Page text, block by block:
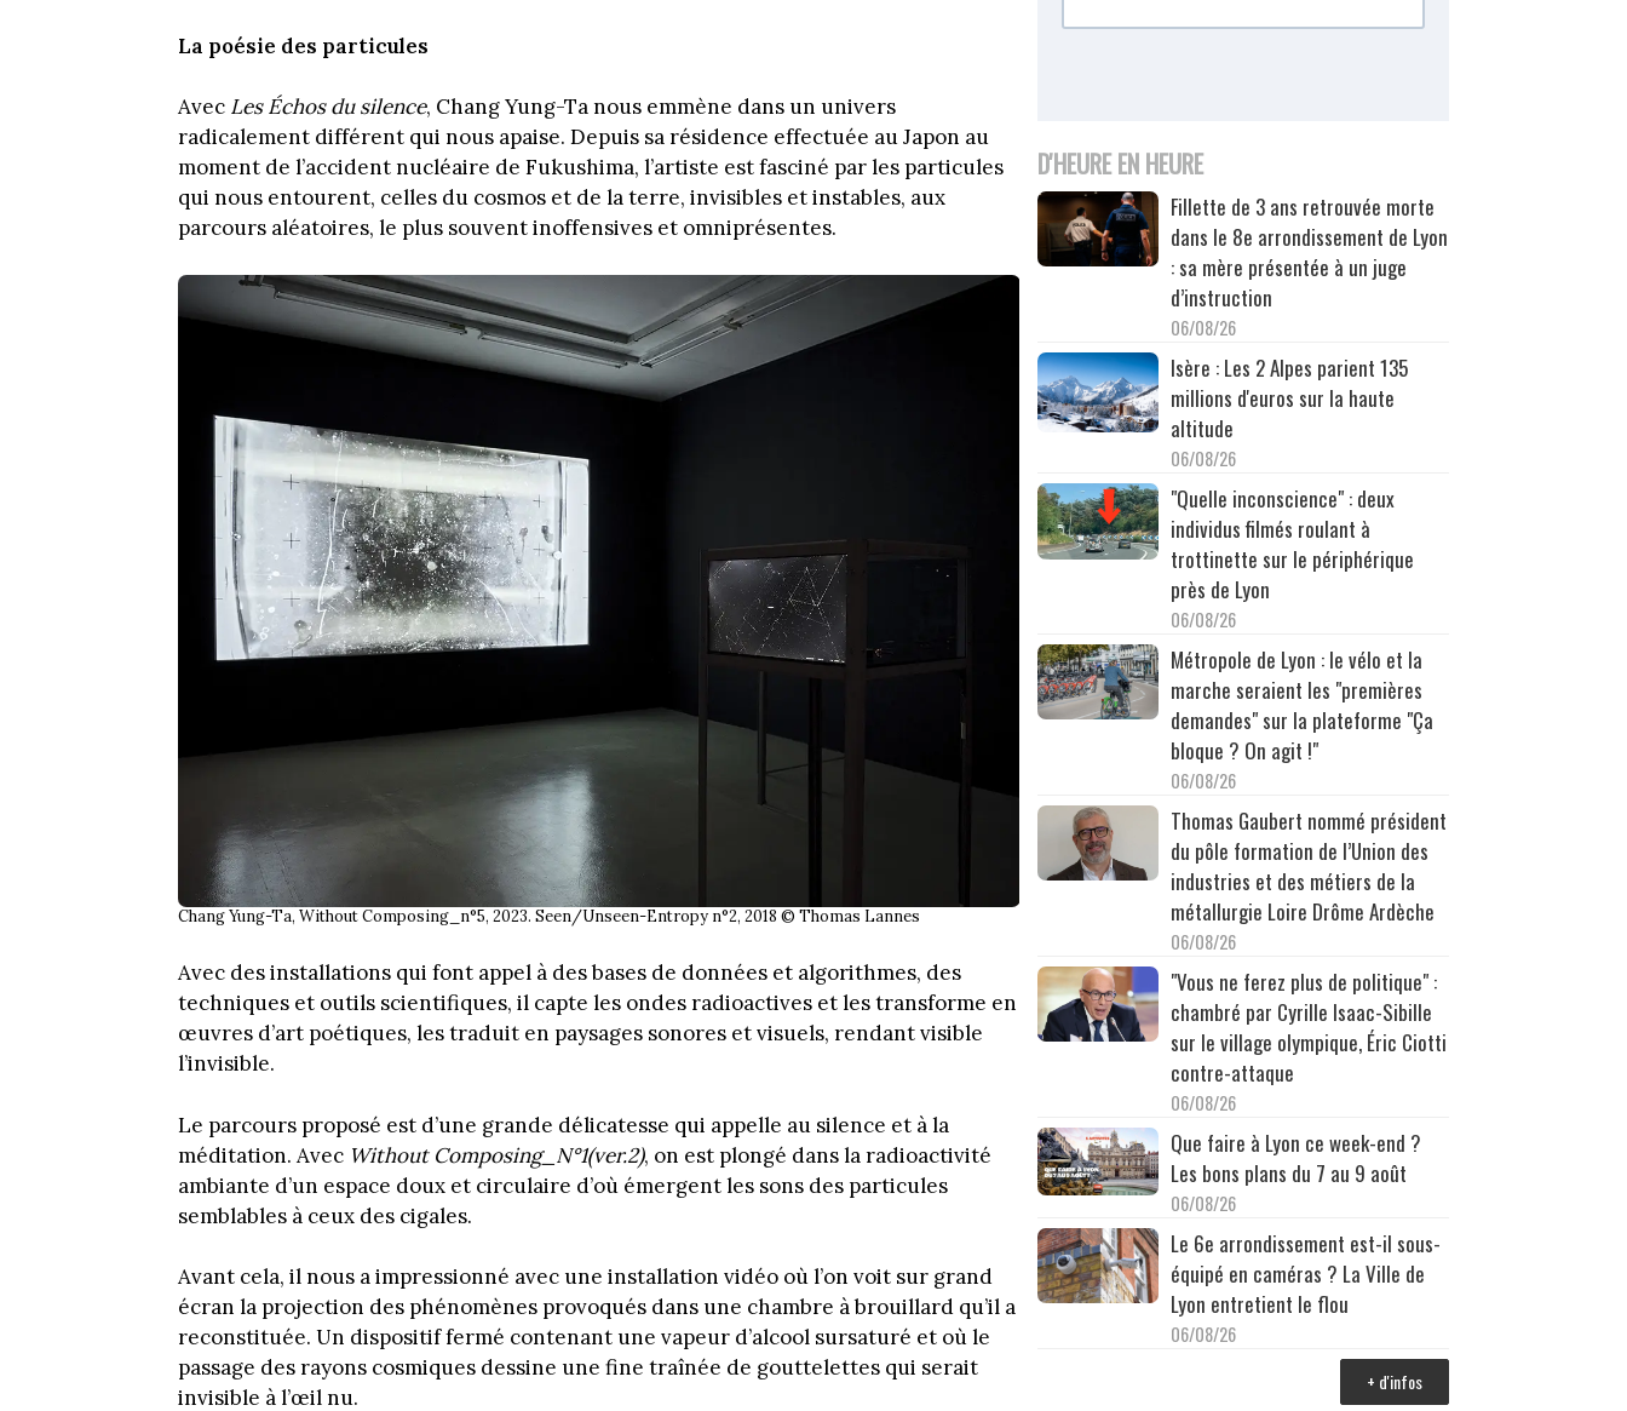
La poésie des particules
Avec Les Échos du silence, Chang Yung-Ta nous emmène dans un univers
radicalement différent qui nous apaise. Depuis sa résidence effectuée au Japon au
moment de l’accident nucléaire de Fukushima, l’artiste est fasciné par les particules
qui nous entourent, celles du cosmos et de la terre, invisibles et instables, aux
parcours aléatoires, le plus souvent inoffensives et omniprésentes.
Chang Yung-Ta, Without Composing_n°5, 2023. Seen/Unseen-Entropy n°2, 2018 © Thomas Lannes
Avec des installations qui font appel à des bases de données et algorithmes, des
techniques et outils scientifiques, il capte les ondes radioactives et les transforme en
œuvres d’art poétiques, les traduit en paysages sonores et visuels, rendant visible
l’invisible.
Le parcours proposé est d’une grande délicatesse qui appelle au silence et à la
méditation. Avec Without Composing_N°1(ver.2), on est plongé dans la radioactivité
ambiante d’un espace doux et circulaire d’où émergent les sons des particules
semblables à ceux des cigales.
Avant cela, il nous a impressionné avec une installation vidéo où l’on voit sur grand
écran la projection des phénomènes provoqués dans une chambre à brouillard qu’il a
reconstituée. Un dispositif fermé contenant une vapeur d’alcool sursaturé et où le
passage des rayons cosmiques dessine une fine traînée de gouttelettes qui serait
invisible à l’œil nu.
D'HEURE EN HEURE
Fillette de 3 ans retrouvée morte
dans le 8e arrondissement de Lyon
: sa mère présentée à un juge
d’instruction
06/08/26
Isère : Les 2 Alpes parient 135
millions d'euros sur la haute
altitude
06/08/26
"Quelle inconscience" : deux
individus filmés roulant à
trottinette sur le périphérique
près de Lyon
06/08/26
Métropole de Lyon : le vélo et la
marche seraient les "premières
demandes" sur la plateforme "Ça
bloque ? On agit !"
06/08/26
Thomas Gaubert nommé président
du pôle formation de l’Union des
industries et des métiers de la
métallurgie Loire Drôme Ardèche
06/08/26
"Vous ne ferez plus de politique" :
chambré par Cyrille Isaac-Sibille
sur le village olympique, Éric Ciotti
contre-attaque
06/08/26
Que faire à Lyon ce week-end ?
Les bons plans du 7 au 9 août
06/08/26
Le 6e arrondissement est-il sous-
équipé en caméras ? La Ville de
Lyon entretient le flou
06/08/26
+ d'infos